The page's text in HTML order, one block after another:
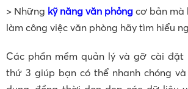
> Những kỹ năng văn phỏng cơ bản mà
làm công việc văn phòng hãy tìm hiểu
Các phần mềm quản lý và gỡ cài
thứ 3 giúp bạn có thể nhanh chóng